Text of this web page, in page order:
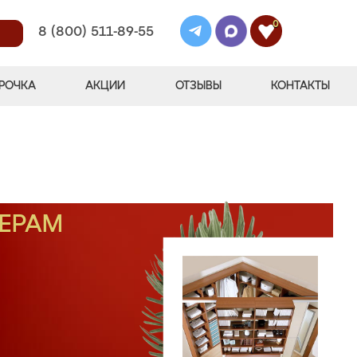
8 (800) 511-89-55
0
АКЦИИ ОТЗЫВЫ КОНТАКТЫ